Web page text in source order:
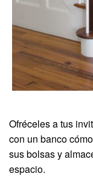
Ofréceles a tus
con un banco
sus bolsas y
espacio.